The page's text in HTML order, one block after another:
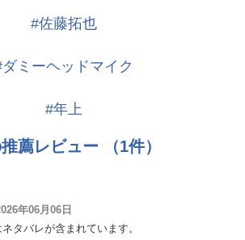
いると、前方の壁際に、晄の姿。
晄はイヤホンを外して近づいてきて……?
交換、……変な意味とかじゃなくて。
#佐藤拓也
ミーヘッドマイク
#年上
薦レビュー （1件）
年06月06日
タバレが含まれています。